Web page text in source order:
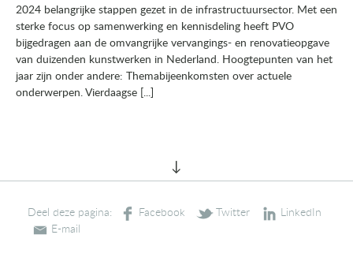
2024 belangrijke stappen gezet in de infrastructuursector. Met een
sterke focus op samenwerking en kennisdeling heeft PVO
bijgedragen aan de omvangrijke vervangings- en renovatieopgave
van duizenden kunstwerken in Nederland. Hoogtepunten van het
jaar zijn onder andere: Themabijeenkomsten over actuele
onderwerpen. Vierdaagse [...]
Deel deze pagina: